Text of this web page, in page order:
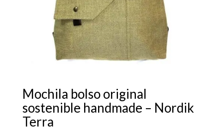
Mochila bolso original
sostenible handmade – Nordik
Terra